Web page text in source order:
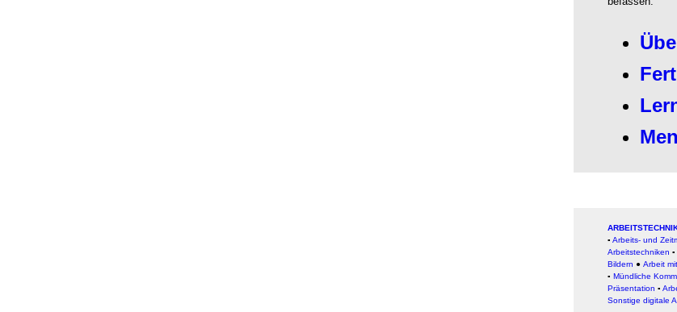
▪ Arbeits- und
Arbeitstechniken ▪
Bildern ● Arbeit
▪ Mündliche
Präsentation ▪
Sonstige digitale